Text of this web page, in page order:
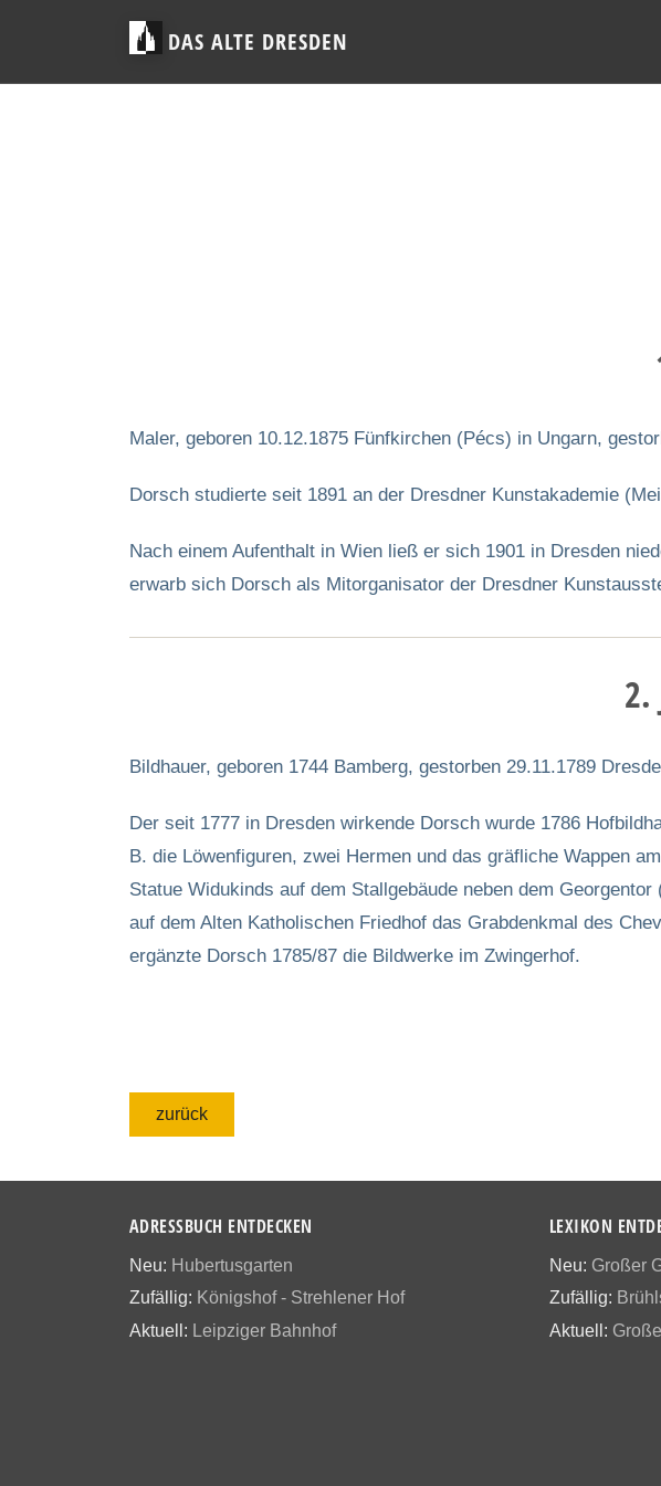
DAS ALTE DRESDEN
Maler, geboren 10.12.1875 Fünfkirchen (Pécs) in Ungarn,
Dorsch studierte seit 1891 an der Dresdner Kunstakademie
Nach einem Aufenthalt in Wien ließ er sich 1901 in Dresden
erwarb sich Dorsch als Mitorganisator der Dresdner
2.
Bildhauer, geboren 1744 Bamberg, gestorben 29.11.1789
Der seit 1777 in Dresden wirkende Dorsch wurde 1786
B. die Löwenfiguren, zwei Hermen und das gräfliche Wappen
Statue Widukinds auf dem Stallgebäude neben dem
auf dem Alten Katholischen Friedhof das Grabdenkmal des
ergänzte Dorsch 1785/87 die Bildwerke im Zwingerhof.
zurück
ADRESSBUCH ENTDECKEN
Neu: Hubertusgarten
Zufällig: Königshof - Strehlener Hof
Aktuell: Leipziger Bahnhof
LEXIKON
Neu: Großer
Zufällig:
Aktuell: